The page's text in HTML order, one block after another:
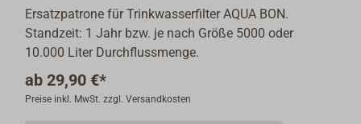
Ersatzpatrone für Trinkwasserfilter AQUA BON.
Standzeit: 1 Jahr bzw. je nach Größe 5000 oder
10.000 Liter Durchflussmenge.
ab 29,90 €*
Preise inkl. MwSt. zzgl. Versandkosten